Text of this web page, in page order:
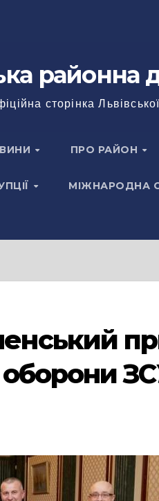
районна
сторінка
ПРО РАЙОН
МІЖНАРОДНА
оборони